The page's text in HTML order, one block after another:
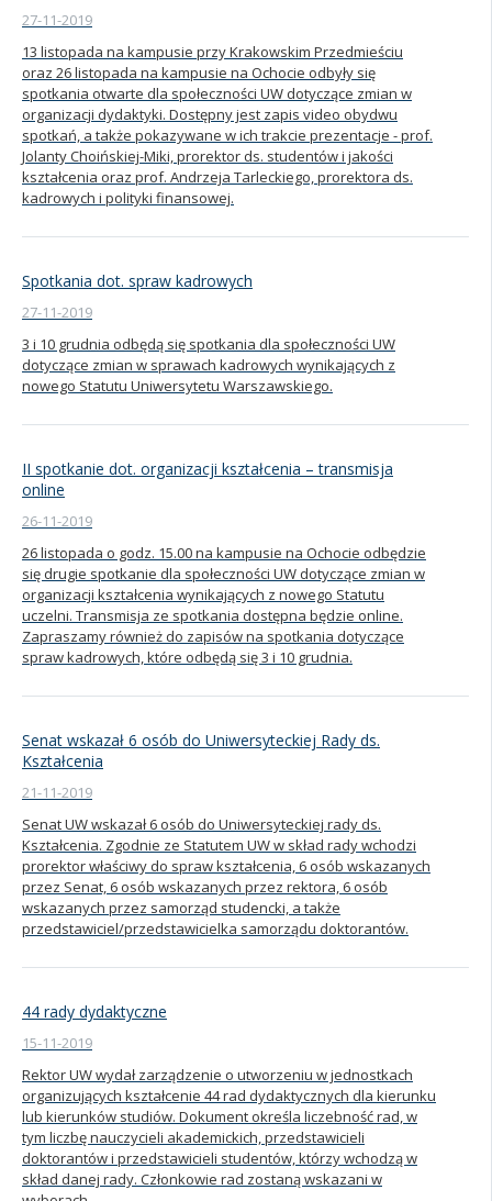
27-11-2019
13 listopada na kampusie przy Krakowskim Przedmieściu
oraz 26 listopada na kampusie na Ochocie odbyły się
spotkania otwarte dla społeczności UW dotyczące zmian w
organizacji dydaktyki. Dostępny jest zapis video obydwu
spotkań, a także pokazywane w ich trakcie prezentacje - prof.
Jolanty Choińskiej-Miki, prorektor ds. studentów i jakości
kształcenia oraz prof. Andrzeja Tarleckiego, prorektora ds.
kadrowych i polityki finansowej.
Spotkania dot. spraw kadrowych
27-11-2019
3 i 10 grudnia odbędą się spotkania dla społeczności UW
dotyczące zmian w sprawach kadrowych wynikających z
nowego Statutu Uniwersytetu Warszawskiego.
II spotkanie dot. organizacji kształcenia – transmisja
online
26-11-2019
26 listopada o godz. 15.00 na kampusie na Ochocie odbędzie
się drugie spotkanie dla społeczności UW dotyczące zmian w
organizacji kształcenia wynikających z nowego Statutu
uczelni. Transmisja ze spotkania dostępna będzie online.
Zapraszamy również do zapisów na spotkania dotyczące
spraw kadrowych, które odbędą się 3 i 10 grudnia.
Senat wskazał 6 osób do Uniwersyteckiej Rady ds.
Kształcenia
21-11-2019
Senat UW wskazał 6 osób do Uniwersyteckiej rady ds.
Kształcenia. Zgodnie ze Statutem UW w skład rady wchodzi
prorektor właściwy do spraw kształcenia, 6 osób wskazanych
przez Senat, 6 osób wskazanych przez rektora, 6 osób
wskazanych przez samorząd studencki, a także
przedstawiciel/przedstawicielka samorządu doktorantów.
44 rady dydaktyczne
15-11-2019
Rektor UW wydał zarządzenie o utworzeniu w jednostkach
organizujących kształcenie 44 rad dydaktycznych dla kierunku
lub kierunków studiów. Dokument określa liczebność rad, w
tym liczbę nauczycieli akademickich, przedstawicieli
doktorantów i przedstawicieli studentów, którzy wchodzą w
skład danej rady. Członkowie rad zostaną wskazani w